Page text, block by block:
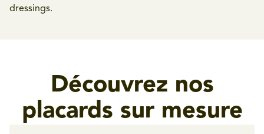
dressings.
Découvrez nos
placards sur mesure